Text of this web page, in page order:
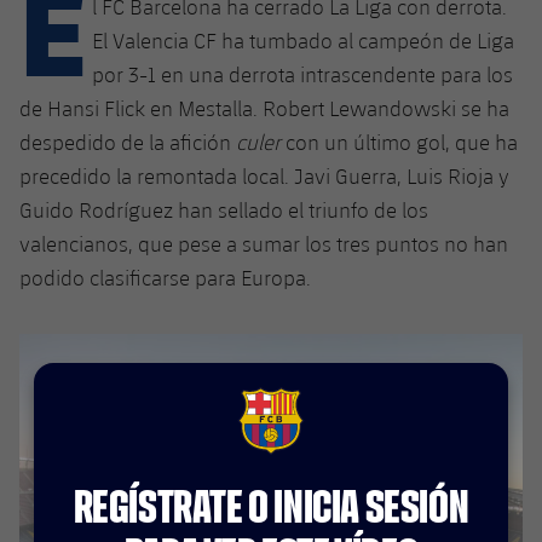
plusicon
más
Instalaciones
Spotify Camp Nou
Palau Blaugrana
La Masia
Servicios
plusicon
más
SUB13
SUB12
SUB11 A
SUB11 B
SUB10 A
SUB8 A
SUB13 B
SUB12 C
SUB11 C
Entradas
Gameday Shows
Resultados
Clasificación
Fotos
Palmarés
Base
Barça Atlètic
Junior
Cadete A
Cadete B
Campus Verano
PLUSICON
MÁS
Primer Equipo
plusicon
más
Actualidad
Calendario
Jugadores
Barça Atlètic
plusicon
más
Actualidad
Jugadores
Base
plusicon
más
Cadete B
PLUSICON
MÁS
Calendario
plusicon
Actualidad
l FC Barcelona ha cerrado La Liga con derrota.
El Valencia CF ha tumbado al campeón de Liga
por 3-1 en una derrota intrascendente para los
de Hansi Flick en Mestalla. Robert Lewandowski se ha
despedido de la afición culercon un último gol, que ha
precedido la remontada local. Javi Guerra, Luis Rioja y
Guido Rodríguez han sellado el triunfo de los
valencianos, que pese a sumar los tres puntos no han
podido clasificarse para Europa.
FCB Barcelona badge
REGÍSTRATE O INICIA SESIÓN